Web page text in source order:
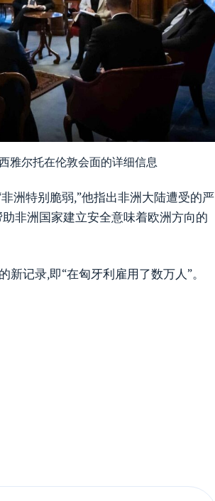
雅尔托在伦敦会面的详细信息
洲特别脆弱,”他指出非洲大陆遭受的严
非洲国家建立安全意味着欧洲方向的
记录,即“在匈牙利雇用了数万人”。